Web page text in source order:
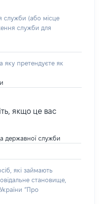
служби (або місце
служби для
яку претендуєте як
якщо це вас
державної служби
які займають
становище,
“Про